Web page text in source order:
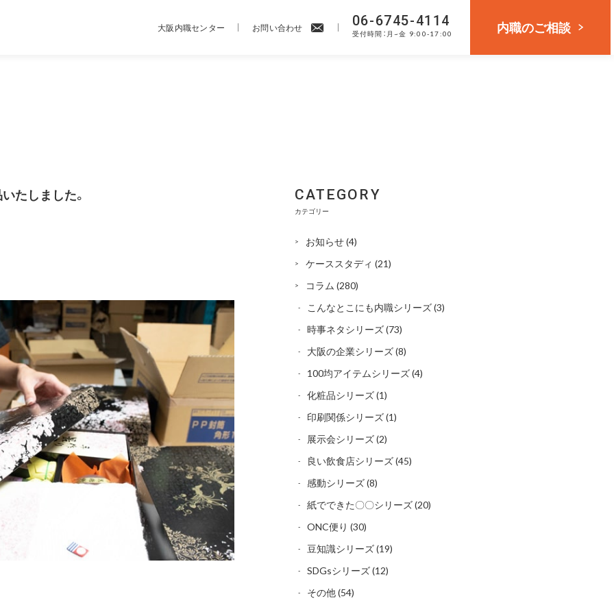
大阪内職センター お問い合わせ 06-6745-4114
受付時間：月~金 9:00-17:00 内職のご相談
たしました。 CATEGORY
カテゴリー
お知らせ(4)
ケーススタディ (21)
コラム (280)
こんなとこにも内職シリーズ(3)
時事ネタシリーズ(73)
大阪の企業シリーズ(8)
100均アイテムシリーズ(4)
化粧品シリーズ(1)
印刷関係シリーズ(1)
展示会シリーズ(2)
良い飲食店シリーズ(45)
感動シリーズ(8)
紙でできた〇〇シリーズ(20)
ONC便り (30)
豆知識シリーズ(19)
SDGsシリーズ(12)
その他(54)